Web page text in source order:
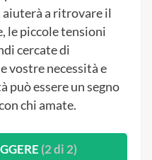
a ritrovare il
le piccole tensioni
cercate di
vostre necessità e
può essere un segno
chi amate.
(2 di 2)